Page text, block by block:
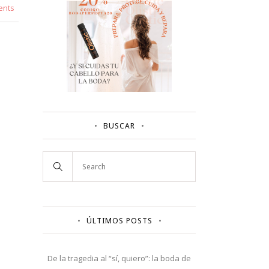
BUSCAR
ÚLTIMOS POSTS
De la tragedia al “sí, quiero”: la boda de